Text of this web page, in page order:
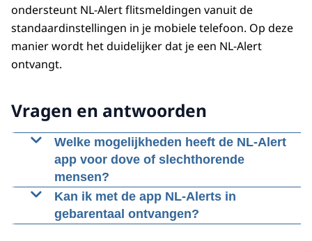
ondersteunt NL-Alert flitsmeldingen vanuit de
standaardinstellingen in je mobiele telefoon. Op deze
manier wordt het duidelijker dat je een NL-Alert
ontvangt.
Vragen en antwoorden
Welke mogelijkheden heeft de NL-Alert
app voor dove of slechthorende
mensen?
NL-Alert heeft een speciaal geluid. Hierdoor
herken je makkelijker dat het geen normaal
Kan ik met de app NL-Alerts in
gebarentaal ontvangen?